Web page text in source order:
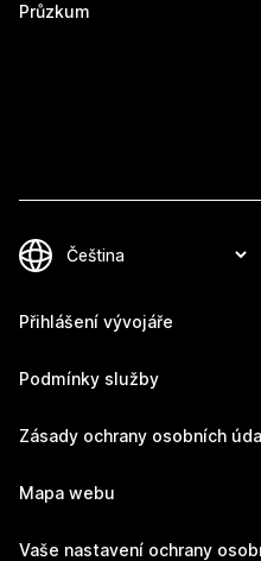
Průzkum
Přihlášení vývojáře
Podmínky služby
Zásady ochrany osobních
Mapa webu
Vaše nastavení ochrany